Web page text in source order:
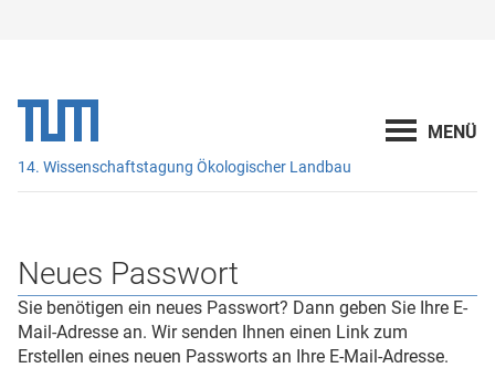
14. Wissenschaftstagung Ökologischer Landbau
Neues Passwort
Sie benötigen ein neues Passwort? Dann geben Sie Ihre E-
Mail-Adresse an. Wir senden Ihnen einen Link zum
Erstellen eines neuen Passworts an Ihre E-Mail-Adresse.